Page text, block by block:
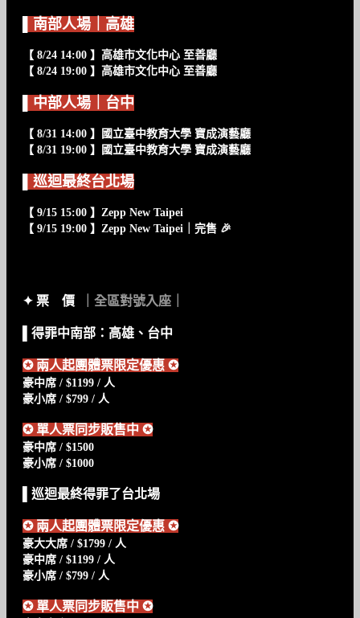
▌南部人場｜高雄
【 8/24 14:00 】高雄市文化中心 至善廳
【 8/24 19:00 】高雄市文化中心 至善廳
▌中部人場｜台中
【 8/31 14:00 】國立臺中教育大學 寶成演藝廳
【 8/31 19:00 】國立臺中教育大學 寶成演藝廳
▌巡迴最終台北場
【 9/15 15:00 】Zepp New Taipei
【 9/15 19:00 】Zepp New Taipei｜完售 🎉
✦ 票 價 ｜全區對號入座｜
▌得罪中南部：高雄、台中
✪ 兩人起團體票限定優惠 ✪
豪中席 / $1199 / 人
豪小席 / $799 / 人
✪ 單人票同步販售中 ✪
豪中席 / $1500
豪小席 / $1000
▌巡迴最終得罪了台北場
✪ 兩人起團體票限定優惠 ✪
豪大大席 / $1799 / 人
豪中席 / $1199 / 人
豪小席 / $799 / 人
✪ 單人票同步販售中 ✪